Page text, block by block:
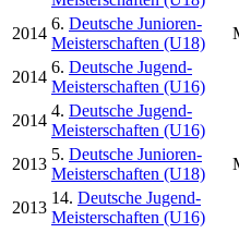
2014
6. Deutsche Junioren-
Meisterschaften (U18)
2014
6. Deutsche Jugend-
Meisterschaften (U16)
2014
4. Deutsche Jugend-
Meisterschaften (U16)
2013
5. Deutsche Junioren-
Meisterschaften (U18)
2013
14. Deutsche Jugend-
Meisterschaften (U16)